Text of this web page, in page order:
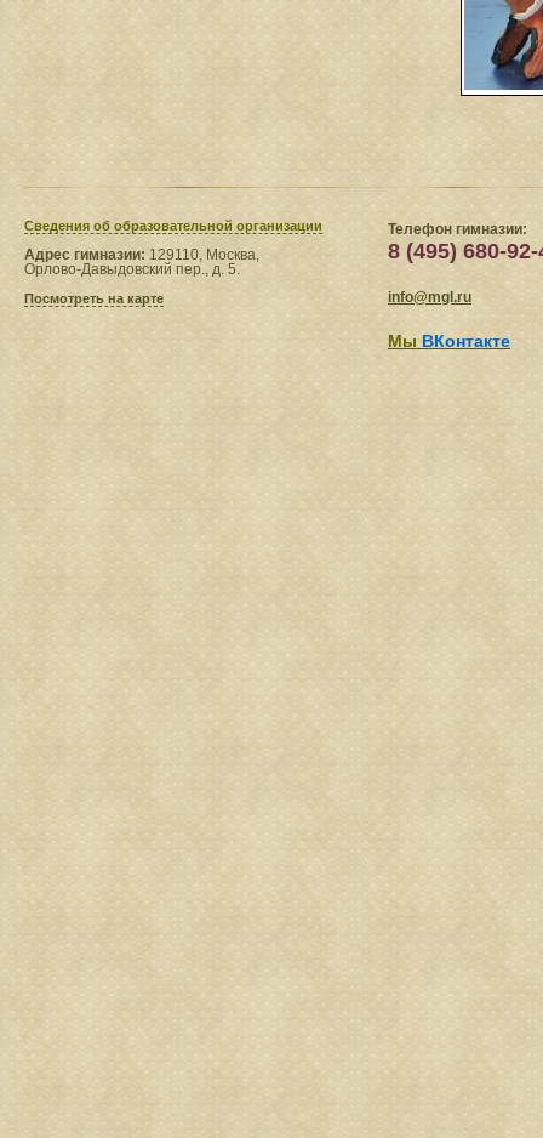
Сведения​ об образовательной организации
Адрес гимназии: 129110, Москва,
Орлово-Давыдовский пер., д. 5.
Посмотреть на карте
Телефон гимназии:
8 (495) 680-92-
info@mgl.ru
Мы ВКонтакте